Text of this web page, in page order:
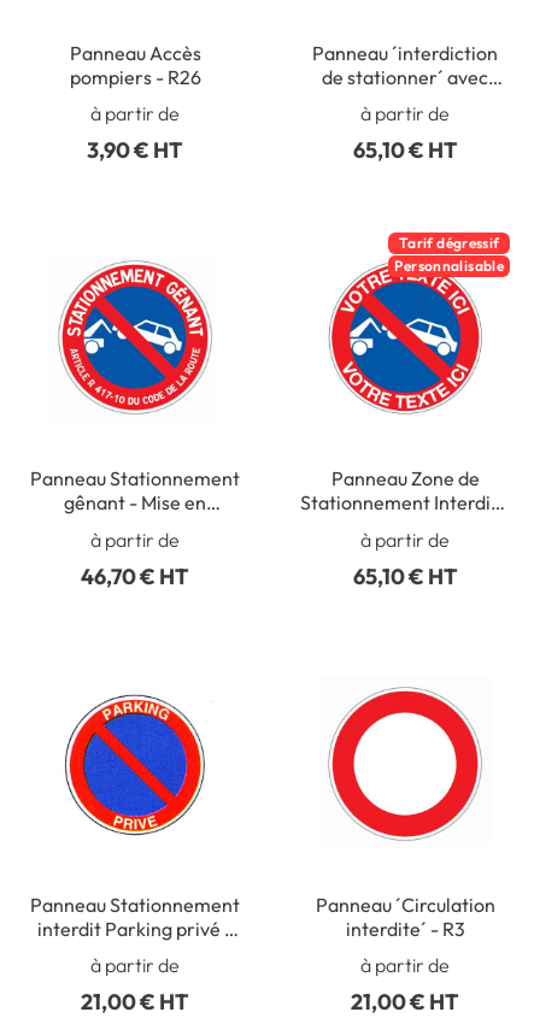
Panneau Accès
pompiers - R26
à partir de
3,90 € HT
Panneau ´interdiction
de stationner´ avec
texte personnalisé
à partir de
65,10 € HT
Panneau Stationnement
gênant - Mise en
fourrière
à partir de
46,70 € HT
Tarif dégressif
Personnalisable
Panneau Zone de
Stationnement Interdit -
Texte perso
à partir de
65,10 € HT
Panneau Stationnement
interdit Parking privé -
à partir de
21,00 € HT
Panneau ´Circulation
interdite´ - R3
à partir de
21,00 € HT